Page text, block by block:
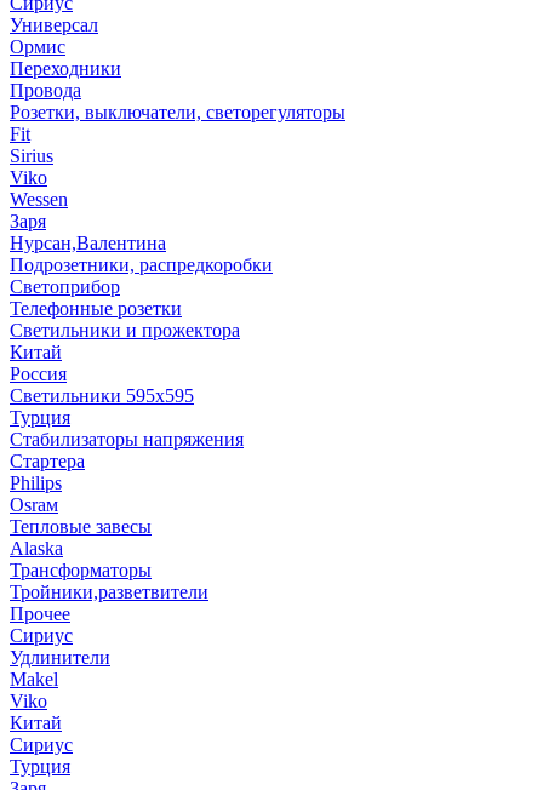
Универсал
Ормис
Переходники
Провода
Розетки, выключатели, светорегуляторы
Fit
Sirius
Viko
Wessen
Заря
Нурсан,Валентина
Подрозетники, распредкоробки
Светоприбор
Телефонные розетки
Светильники и прожектора
Китай
Россия
Светильники 595х595
Турция
Стабилизаторы напряжения
Стартера
Philips
Оsrам
Тепловые завесы
Alaska
Трансформаторы
Тройники,разветвители
Прочее
Сириус
Удлинители
Makel
Viko
Китай
Сириус
Турция